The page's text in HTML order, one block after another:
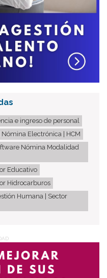
e ingreso de personal
Electrónica | HCM
Nómina Modalidad
Educativo
Hidrocarburos
Humana | Sector